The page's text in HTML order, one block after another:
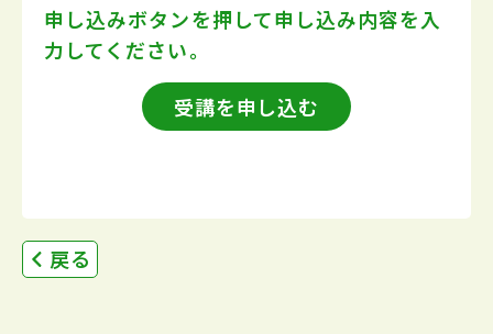
申し込みボタンを押して申し込み内容を入
力してください。
受講を申し込む
戻る